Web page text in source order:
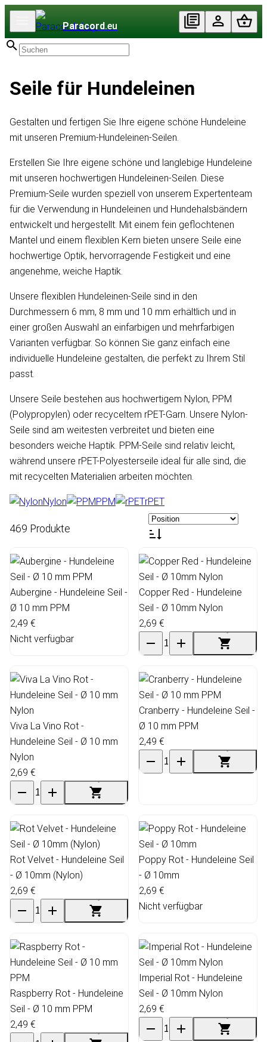
Paracord.eu
Seile für Hundeleinen
Gestalten und fertigen Sie Ihre eigene schöne Hundeleine
mit unseren Premium-Hundeleinen-Seilen.
Erstellen Sie Ihre eigene schöne und langlebige Hundeleine
mit unseren hochwertigen Hundeleinen-Seilen. Diese
Premium-Seile wurden speziell von unserem Expertenteam
für die Verwendung in Hundeleinen und Hundehalsbändern
entwickelt und hergestellt. Mit einem fein geflochtenen
Mantel und einem flexiblen Kern bieten unsere Seile eine
hochwertige Optik, hervorragende Festigkeit und eine
angenehme, weiche Haptik.
Unsere flexiblen Hundeleinen-Seile sind in den
Durchmessern 6 mm, 8 mm und 10 mm erhältlich und in
einer großen Auswahl an einfarbigen und mehrfarbigen
Varianten verfügbar. So können Sie ganz einfach eine
individuelle Hundeleine gestalten, die perfekt zu Ihrem Stil
passt.
Unsere Seile bestehen aus hochwertigem Nylon, PPM
(Polypropylen) oder recyceltem rPET-Garn. Unsere Nylon-
Seile sind am weitesten verbreitet und bieten eine
besonders weiche Haptik. PPM-Seile sind relativ leicht,
während unsere rPET-Polyesterseile ideal für alle sind, die
mit recycelten Materialien arbeiten möchten.
Nylon PPM rPET
469 Produkte
Aubergine - Hundeleine Seil -
Ø 10 mm PPM
2,49 €
Nicht verfügbar
Copper Red - Hundeleine
Seil - Ø 10mm Nylon
2,69 €
Viva La Vino Rot -
Hundeleine Seil - Ø 10 mm
Nylon
2,69 €
Cranberry - Hundeleine Seil -
Ø 10 mm PPM
2,49 €
Rot Velvet - Hundeleine Seil
- Ø 10mm (Nylon)
2,69 €
Poppy Rot - Hundeleine Seil
- Ø 10mm
2,69 €
Nicht verfügbar
Raspberry Rot - Hundeleine
Seil - Ø 10 mm PPM
2,49 €
Imperial Rot - Hundeleine
Seil - Ø 10mm Nylon
2,69 €